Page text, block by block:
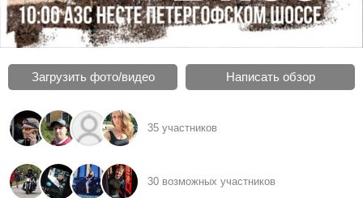
Загрузить фото/видео Написать обзор
35 участников
30 возможных участников